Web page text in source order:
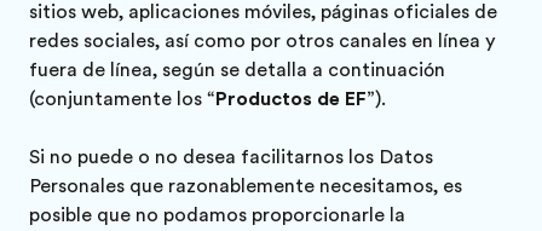
sitios web, aplicaciones móviles, páginas oficiales de
redes sociales, así como por otros canales en línea y
fuera de línea, según se detalla a continuación
(conjuntamente los “Productos de EF”).
Si no puede o no desea facilitarnos los Datos
Personales que razonablemente necesitamos, es
posible que no podamos proporcionarle la